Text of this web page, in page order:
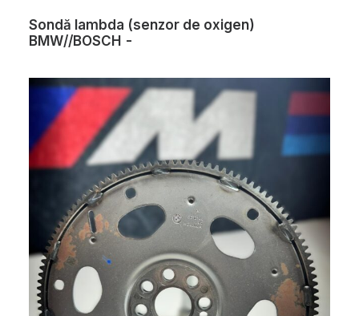
Sondă lambda (senzor de oxigen)
BMW//BOSCH